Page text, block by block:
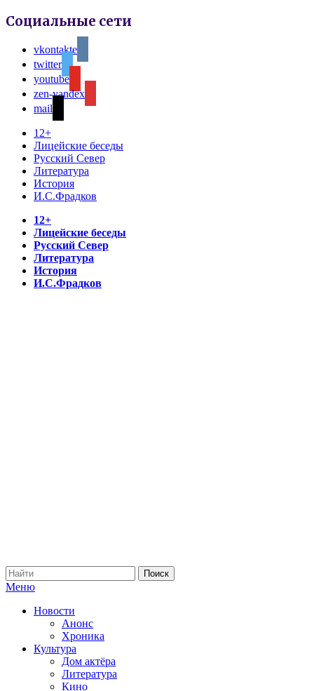
Социальные сети
vkontakte
twitter
youtube
zen-yandex
mail
12+
Лицейские беседы
Русский Север
Литература
История
И.С.Фрадков
12+
Лицейские беседы
Русский Север
Литература
История
И.С.Фрадков
Меню
Новости
Анонс
Хроника
Культура
Дом актёра
Литература
Кино